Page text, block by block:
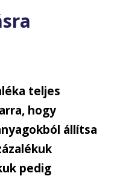
teljes
hogy
állítsa
pedig